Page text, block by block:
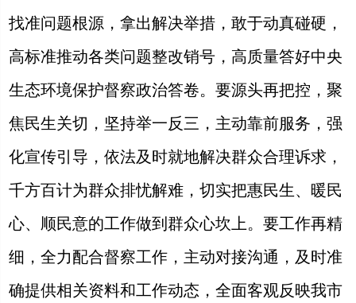
找准问题根源，拿出解决举措，敢于动真碰硬，
高标准推动各类问题整改销号，高质量答好中央
生态环境保护督察政治答卷。要源头再把控，聚
焦民生关切，坚持举一反三，主动靠前服务，强
化宣传引导，依法及时就地解决群众合理诉求，
千方百计为群众排忧解难，切实把惠民生、暖民
心、顺民意的工作做到群众心坎上。要工作再精
细，全力配合督察工作，主动对接沟通，及时准
确提供相关资料和工作动态，全面客观反映我市